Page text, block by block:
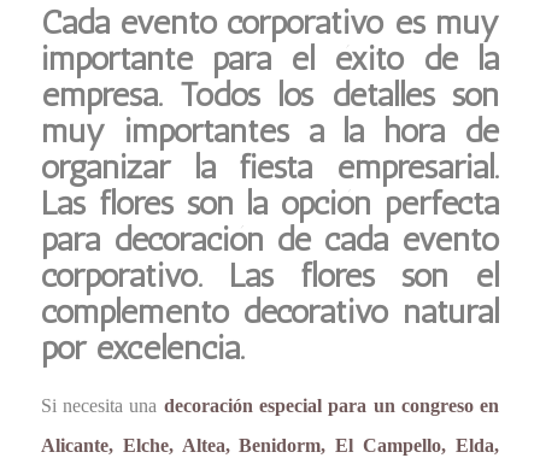
Cada evento corporativo es muy
importante para el éxito de la
empresa. Todos los detalles son
muy importantes a la hora de
organizar la fiesta empresarial.
Las flores son la opción perfecta
para decoración de cada evento
corporativo. Las flores son el
complemento decorativo natural
por excelencia.
Si necesita una decoración especial para un congreso en
Alicante, Elche, Altea, Benidorm, El Campello, Elda,